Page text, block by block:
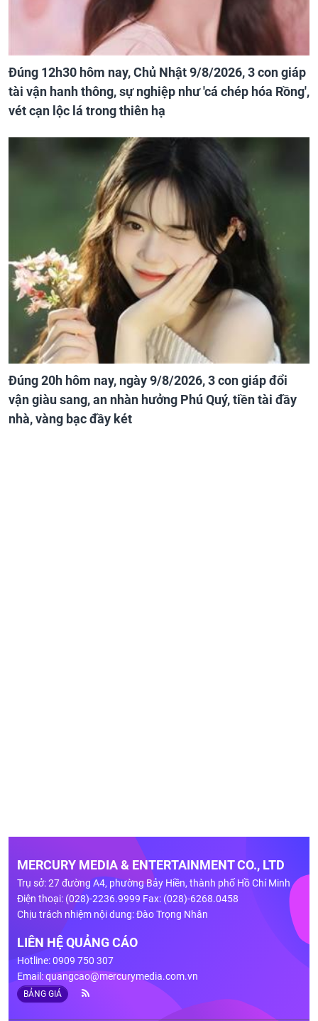
Đúng 12h30 hôm nay, Chủ Nhật 9/8/2026, 3 con giáp
tài vận hanh thông, sự nghiệp như 'cá chép hóa Rồng',
vét cạn lộc lá trong thiên hạ
Đúng 20h hôm nay, ngày 9/8/2026, 3 con giáp đổi
vận giàu sang, an nhàn hưởng Phú Quý, tiền tài đầy
nhà, vàng bạc đầy két
MERCURY MEDIA & ENTERTAINMENT CO., LTD
Trụ sở: 27 đường A4, phường Bảy Hiền, thành phố Hồ Chí Minh
Điện thoại: (028)-2236.9999 Fax: (028)-6268.0458
Chịu trách nhiệm nội dung: Đào Trọng Nhân
LIÊN HỆ QUẢNG CÁO
Hotline: 0909 750 307
Email:quangcao@mercurymedia.com.vn
BẢNG GIÁ